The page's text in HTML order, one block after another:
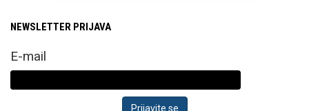
NEWSLETTER PRIJAVA
E-mail